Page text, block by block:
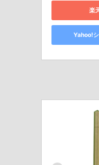
楽
Yahoo!